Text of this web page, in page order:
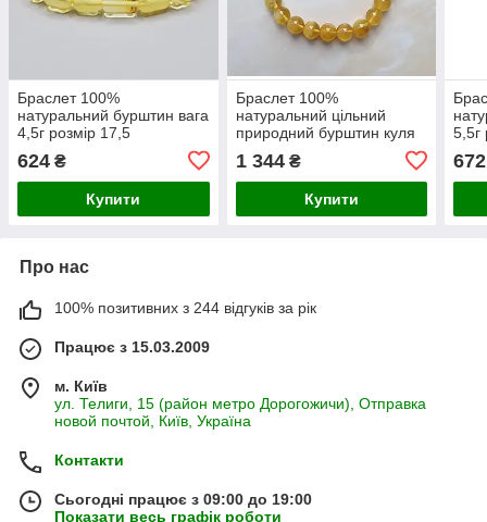
Браслет 100%
натуральний бурштин вага
4,5г розмір 17,5
624 ₴
Купити
Браслет 100%
натуральний цільний
природний бурштин куля
1 344₴
Купити
5,5г
672
Про нас
100% позитивних з 244 відгуків за рік
Працює з 15.03.2009
м. Київ
ул. Телиги, 15 (район метро Дорогожичи), Отправка
новой почтой, Київ, Україна
Контакти
Сьогодні працює з 09:00 до 19:00
Показати весь графік роботи